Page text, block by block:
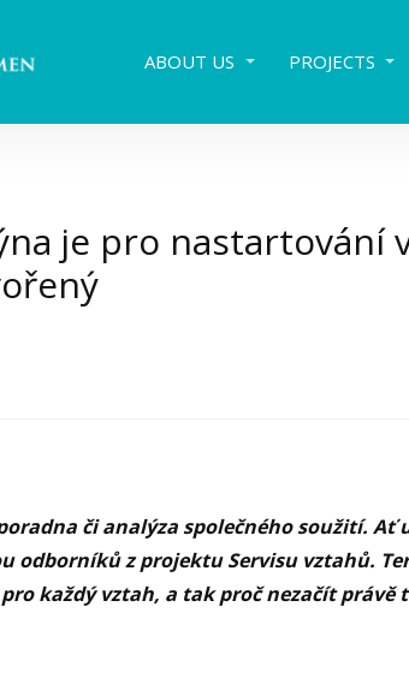
ABOUT US PROJECTS
je pro nastartování
či analýza společného soužití. Ať
odborníků z projektu Servisu vztahů.
každý vztah, a tak proč nezačít právě